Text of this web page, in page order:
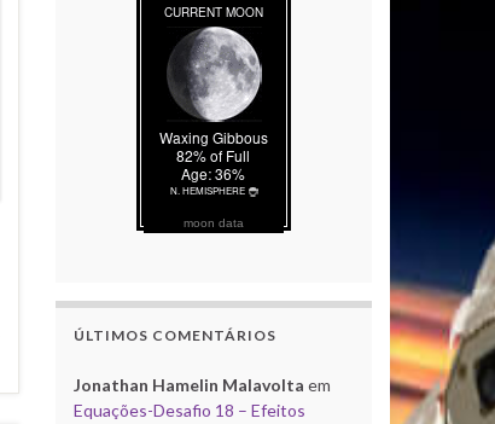
moon data
ÚLTIMOS COMENTÁRIOS
Jonathan Hamelin Malavolta em
Equações-Desafio 18 – Efeitos